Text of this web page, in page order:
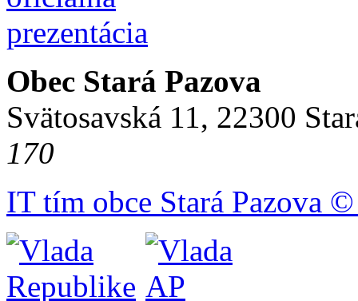
Obec Stará Pazova
Svätosavská 11, 22300
170
IT tím obce Stará Pazova